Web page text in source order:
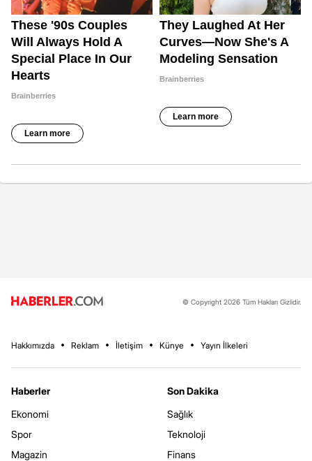
© Copyright 2026 Tüm Hakları Gizlidir.
Hakkımızda Reklam İletişim Künye Yayın İlkeleri
Haberler
Ekonomi
Spor
Magazin
Son Dakika
Sağlık
Teknoloji
Finans